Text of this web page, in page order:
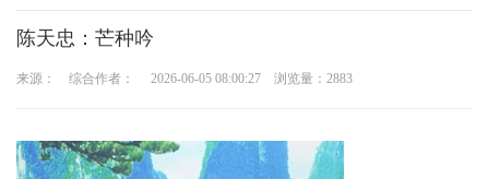
农
陈天忠：芒种吟
来源： 综合作者： 2026-06-05 08:00:27 浏览量： 2883